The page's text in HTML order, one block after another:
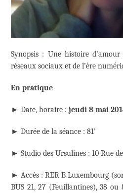
Synopsis : Une histoire
réseaux sociaux et de l’ère
En pratique
► Date, horaire : jeudi 8 mai
► Durée de la séance : 81’
► Studio des Ursulines : 10 Rue
► Accès : RER B Luxembourg
BUS 21, 27 (Feuillantines), 38